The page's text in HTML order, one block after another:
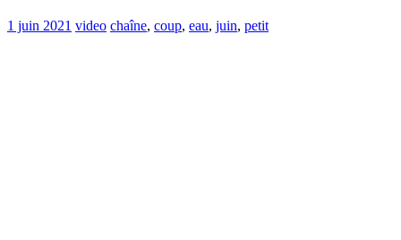
1 juin 2021 video chaîne, coup, eau, juin, petit